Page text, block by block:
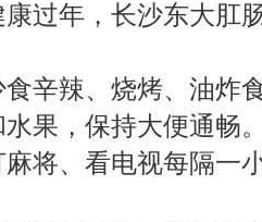
过年，长沙东大肛
辣、烧烤、油炸
果，保持大便通畅
、看电视每隔一